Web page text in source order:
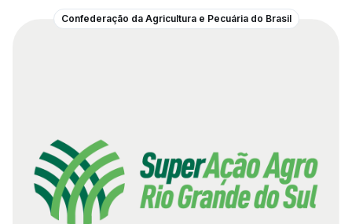
Confederação da Agricultura e Pecuária do Brasil